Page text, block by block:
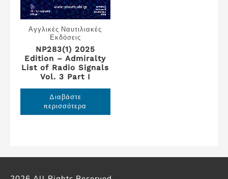
Αγγλικές Ναυτιλιακές
Εκδόσεις
NP283(1) 2025
Edition – Admiralty
List of Radio Signals
Vol. 3 Part I
Διαβάστε
περισσότερα